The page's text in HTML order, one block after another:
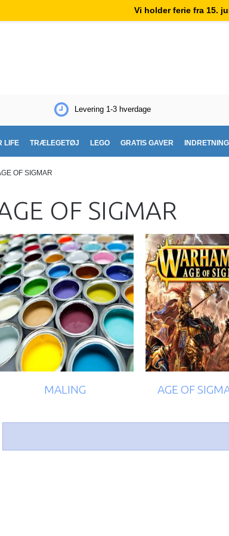
Vi holder ferie fra 15.
Levering 1-3 hverdage
LIFE TRÆLEGETØJ LEGO GRATIS GAVER INDRETNING
OF SIGMAR
OF SIGMAR
MALING AGE OF